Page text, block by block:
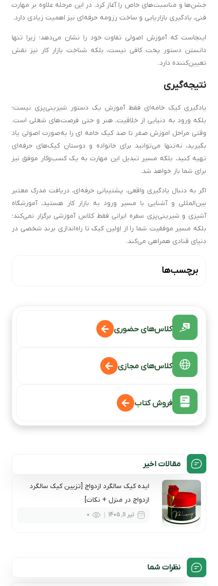
جشن‌ها و مناسبت‌های خاص را آغاز کرد. در این مرحله علاوه بر مهارت
فنی، یادگیری بازاریابی و ساخت رزومه حرفه‌ای نیز اهمیت زیادی دارد.
اینجاست که آموزش اصولی تفاوت خود را نشان می‌دهد؛ زیرا تنها
دانستن دستور پخت کافی نیست، بلکه شناخت بازار کار نیز نقش
تعیین‌کننده دارد.
نتیجه‌گیری
یادگیری کیک خامه‌ای فقط آموزش یک دستور شیرینی‌پزی نیست؛
بلکه ورود به دنیایی از خلاقیت، هنر و حتی فرصت‌های شغلی است.
وقتی مراحل اموزش صفر تا صد کیک خامه ای را به‌صورت اصولی یاد
بگیرید، نه‌تنها می‌توانید برای خانواده و دوستان کیک‌های حرفه‌ای
تهیه کنید، بلکه مسیر تبدیل این مهارت به یک کسب‌وکار موفق نیز
برای شما باز خواهد شد.
اگر به دنبال یادگیری واقعی، پشتیبانی حرفه‌ای، دریافت مدرک معتبر
بین‌المللی و آشنایی با مسیر ورود به بازار کار هستید، آموزشگاه
آشپزی و شیرینی‌پزی سفره ایرانی فقط کلاس آموزشی برگزار نمی‌کند؛
بلکه مسیر موفقیت شما را از اولین کیک تا راه‌اندازی برند شخصی در
دنیای قنادی همراهی می‌کند.
برچسب‌ها
کلاس‌های حضوری
کلاس‌های مجازی
فروش کتاب
مقالات اخیر
ایده کیک سالگرد ازدواج [تزیین کیک سالگرد
ازدواج در منزل + نکات]
تیر 11, 1405 0
نظرات شما